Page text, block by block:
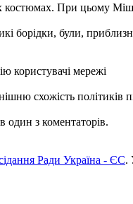
При цьому
борідки, були,
користувачі мережі
схожість політиків
з коментаторів.
Ради Україна - ЄС.